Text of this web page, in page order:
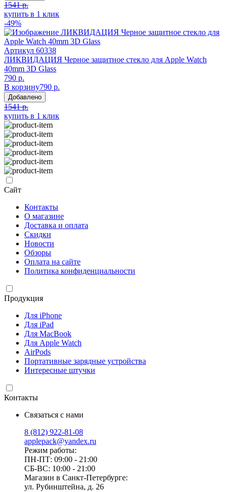
1541 р.
купить в 1 клик
-49%
Артикул 60338
ЛИКВИДАЦИЯ Черное защитное стекло для Apple Watch
40mm 3D Glass
790 р.
В корзину790 р.
Добавлено
1541 р.
купить в 1 клик
Сайт
Контакты
О магазине
Доставка и оплата
Скидки
Новости
Обзоры
Оплата на сайте
Политика конфиденциальности
Продукция
Для iPhone
Для iPad
Для MacBook
Для Apple Watch
AirPods
Портативные зарядные устройства
Интересные штучки
Контакты
Связаться с нами
8 (812) 922-81-08
applepack@yandex.ru
Режим работы:
ПН-ПТ: 09:00 - 21:00
СБ-ВС: 10:00 - 21:00
Магазин в Санкт-Петербурге:
ул. Рубинштейна, д. 26